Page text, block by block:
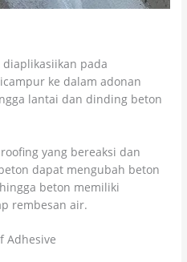
pada
ke dalam adonan
lantai dan dinding beton
yang bereaksi dan
dapat mengubah beton
beton memiliki
rembesan air.
Adhesive